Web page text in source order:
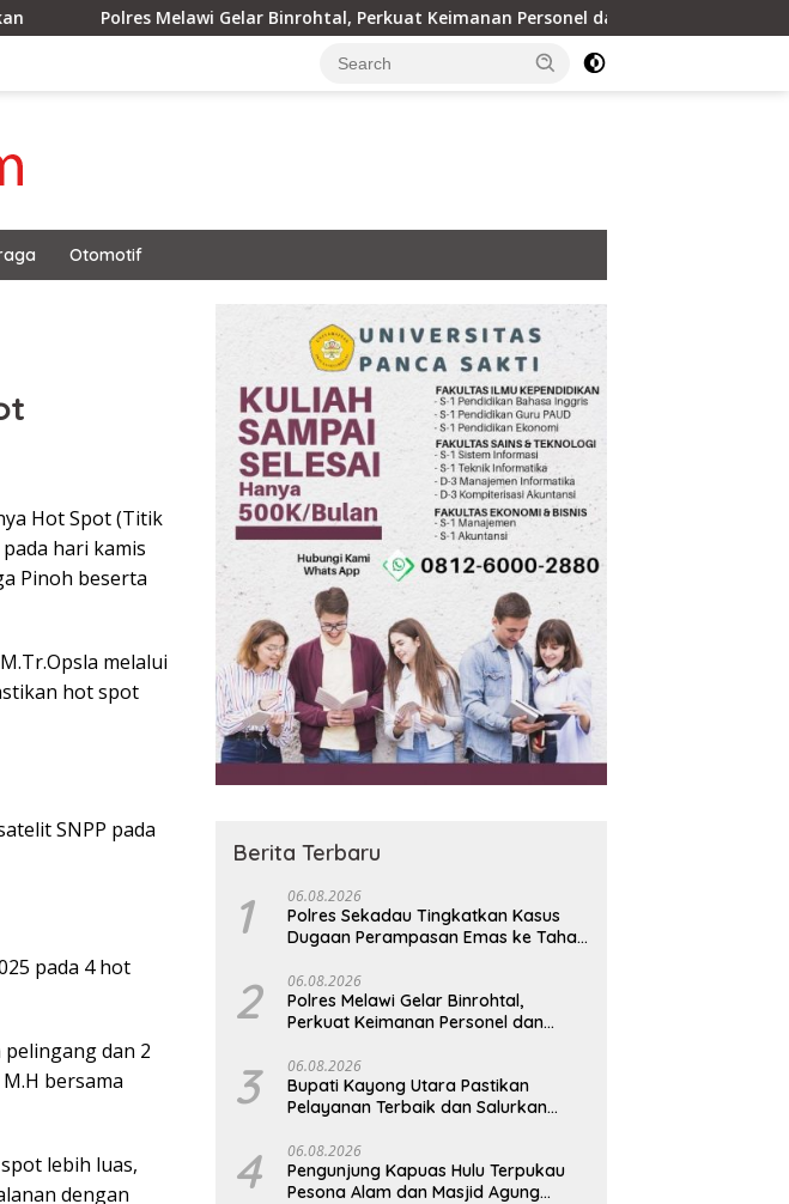
Melawi Gelar Binrohtal, Perkuat Keimanan Personel dan Berbagi Santunan kepada Santri
Otomotif
Hot Spot (Titik
hari kamis
Pinoh beserta
melalui
hot spot
SNPP pada
pada 4 hot
dan 2
bersama
lebih luas,
dengan
Berita Terbaru
1 06.08.2026
Polres Sekadau Tingkatkan Kasus
Dugaan Perampasan Emas ke Tahap
2 06.08.2026
Polres Melawi Gelar Binrohtal,
Perkuat Keimanan Personel dan
3 06.08.2026
Bupati Kayong Utara Pastikan
Pelayanan Terbaik dan Salurkan
Kalbar
4 06.08.2026
Pengunjung Kapuas Hulu Terpukau
Pesona Alam dan Masjid Agung